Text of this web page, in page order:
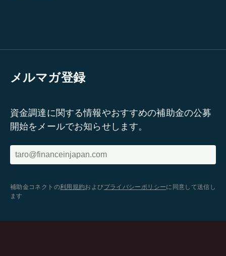
メルマガ登録
資金調達に関する情報やおすすめの補助金の公募
開始をメールでお知らせします。
補助金コネクトの利用規約およびプライバシーポリシーに同意して送信し
ます